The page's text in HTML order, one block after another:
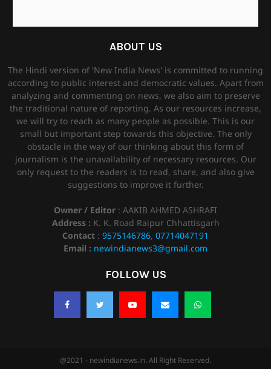
ABOUT US
The Hindi version of 'New India News' is committed to running
according to public interest and democratic values. Apart from
analyzing and commenting on news, we also aim to preserve
the traditional nature of reporting. As our resources increase,
we will try to reach as many people as possible. This is our
small but important step towards this objective. The only
obstacle in the way of our thinking about this form of
journalism is the unavailability of necessary resources. Our
only request to the readers is to read, share, and also give
suggestions to improve it further.
Owner / Editor : AAKIB AHMED ASHRAFI
Address : K. K. Road Raipur Chhattisgarh
Contact : 9575146786, 07714047191
Email : newindianews3@gmail.com
FOLLOW US
@2021 - newindianews.in. All Right Reserved.